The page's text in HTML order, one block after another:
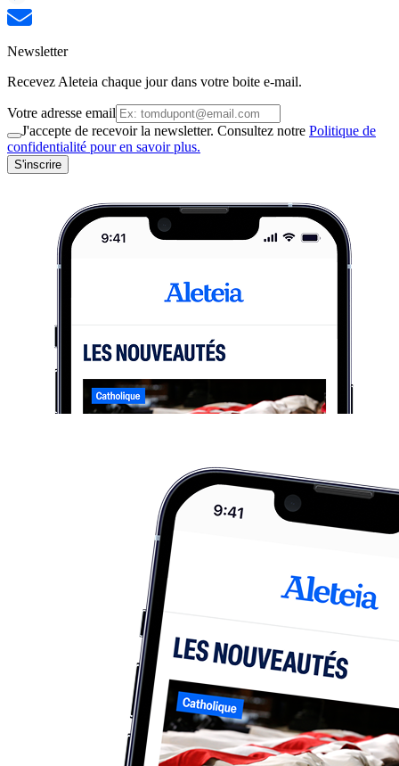
Newsletter
Recevez Aleteia chaque jour dans votre boite e-mail.
Votre adresse email
J'accepte de recevoir la newsletter. Consultez notre Politique de
confidentialité pour en savoir plus.
S'inscrire